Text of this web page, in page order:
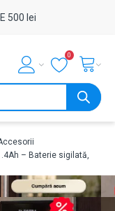
500 lei
0
– Baterie sigilată,